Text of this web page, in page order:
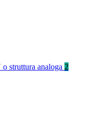
struttura analoga 2